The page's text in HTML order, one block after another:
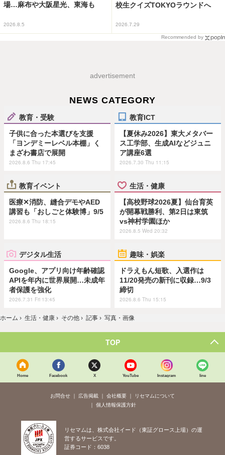
場…麻布や大阪星光、東海も
2026.8.5
校生クイズTOKYOラウンドへ
2026.7.29
Recommended by
advertisement
NEWS CATEGORY
教育・受験
子供に合った本選びを支援
「ヨンデミーレベル本棚」く
まざわ書店で展開
2026.8.6 Thu 17:45
教育ICT
【夏休み2026】東大メタバー
ス工学部、生成AIなどジュニ
ア講座6選
2026.7.30 Thu 11:15
教育イベント
医療✕消防、縫合デモやAED
講習も「おしごと体験博」9/5
2026.8.6 Thu 18:15
生活・健康
【高校野球2026夏】仙台育英
が開幕戦勝利、第2日は東筑
vs神村学園ほか
2026.8.5 Wed 20:32
デジタル生活
Google、アプリ向け年齢確認
APIを年内に世界展開…未成年
者保護を強化
2026.7.31 Fri 13:45
趣味・娯楽
ドラえもん短歌、入選作は
11/20発売の新刊に収録…9/3
締切
2026.8.6 Thu 15:15
ホーム › 生活・健康 › その他 › 記事 › 写真・画像
TOP
Home Facebook X YouTube Instagram line
お問合せ 広告掲載 会社概要
リセマムについて
個人情報保護方針
リセマムは、株式会社イード（東証グロース上場）の運
営するサービスです。
証券コード：6038